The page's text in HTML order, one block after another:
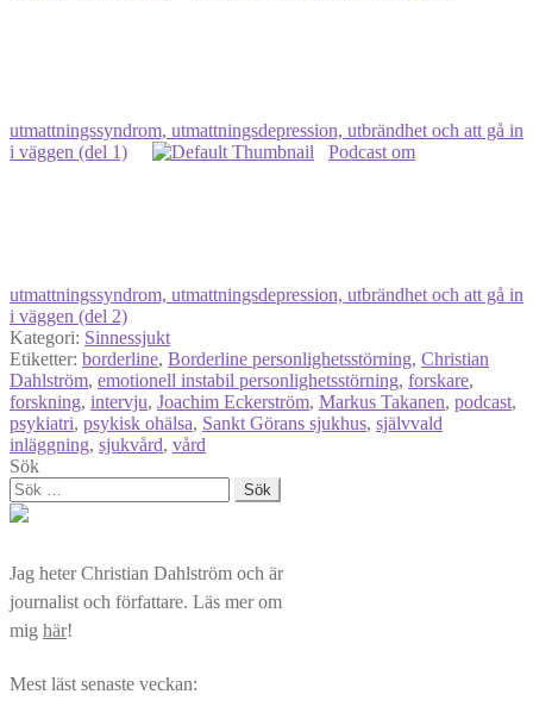
utmattningssyndrom, utmattningsdepression, utbrändhet och att gå in
i väggen (del 1)
Podcast om
utmattningssyndrom, utmattningsdepression, utbrändhet och att gå in
i väggen (del 2)
Kategori: Sinnessjukt
Etiketter: borderline, Borderline personlighetsstörning, Christian
Dahlström, emotionell instabil personlighetsstörning, forskare,
forskning, intervju, Joachim Eckerström, Markus Takanen, podcast,
psykiatri, psykisk ohälsa, Sankt Görans sjukhus, självvald
inläggning, sjukvård, vård
Sök
Sök
efter:
Jag heter Christian Dahlström och är
journalist och författare. Läs mer om
mig här!
Mest läst senaste veckan: